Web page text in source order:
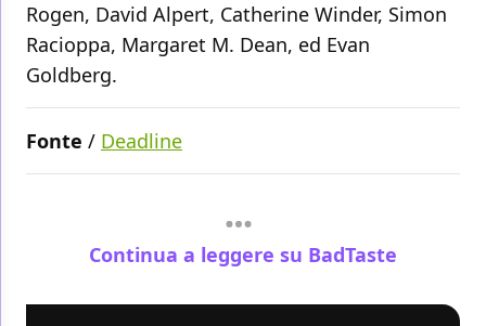
Rogen, David Alpert, Catherine Winder, Simon
Racioppa, Margaret M. Dean, ed Evan
Goldberg.
Fonte / Deadline
Continua a leggere su BadTaste